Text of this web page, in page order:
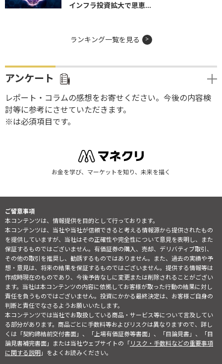
インフラ投資拡大で恩恵...
ランキング一覧を見る
アンケート
レポート・コラムの感想をお寄せください。今後の内容検
討等に参考にさせていただきます。
※は必須項目です。
お金を学び、マーケットを知り、未来を描く
ご留意事項
本コンテンツは、情報提供を目的として行っております。
本コンテンツは、当社や当社が信頼できると考える情報源から提供されたもの
を提供していますが、当社はその正確性や完全性について意見を表明し、また
保証するものではございません。有価証券の購入、売却、デリバティブ取引、
その他の取引を推奨し、勧誘するものではありません。また、過去の実績や予
想・意見は、将来の結果を保証するものではございません。提供する情報等は
作成時現在のものであり、今後予告なしに変更または削除されることがござい
ます。当社は本コンテンツの内容に依拠してお客様が取った行動の結果に対し
責任を負うものではございません。投資にかかる最終決定は、お客様ご自身の
判断と責任でなさるようお願いいたします。
本コンテンツでは当社でお取扱している商品・サービス等について言及してい
る部分があります。商品ごとに手数料等およびリスクは異なりますので、詳し
くは「契約締結前交付書面」、「上場有価証券等書面」、「目論見書」、「目
論見書補完書面」または当社ウェブサイトの「リスク・手数料などの重要事項
に関する説明」をよくお読みください。